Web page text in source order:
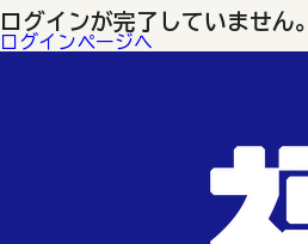
ログインが完了していません。
ログインページへ